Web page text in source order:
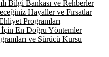
Bilgi Bankası ve Rehberler
Hayaller ve Fırsatlar
Programları
En Doğru Yöntemler
ve Sürücü Kursu